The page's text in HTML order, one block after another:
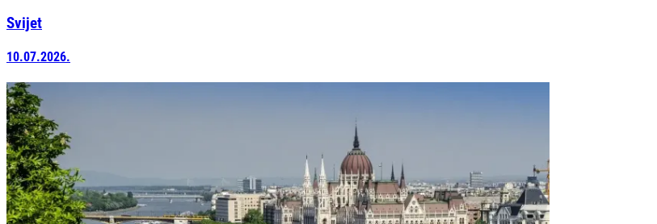
Svijet
10.07.2026.